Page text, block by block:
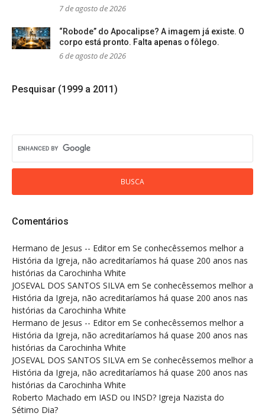
7 de agosto de 2026
“Robode” do Apocalipse? A imagem já existe. O
corpo está pronto. Falta apenas o fôlego.
6 de agosto de 2026
Pesquisar (1999 a 2011)
Comentários
Hermano de Jesus -- Editor em Se conhecêssemos melhor a
História da Igreja, não acreditaríamos há quase 200 anos nas
histórias da Carochinha White
JOSEVAL DOS SANTOS SILVA em Se conhecêssemos melhor a
História da Igreja, não acreditaríamos há quase 200 anos nas
histórias da Carochinha White
Hermano de Jesus -- Editor em Se conhecêssemos melhor a
História da Igreja, não acreditaríamos há quase 200 anos nas
histórias da Carochinha White
JOSEVAL DOS SANTOS SILVA em Se conhecêssemos melhor a
História da Igreja, não acreditaríamos há quase 200 anos nas
histórias da Carochinha White
Roberto Machado em IASD ou INSD? Igreja Nazista do
Sétimo Dia?